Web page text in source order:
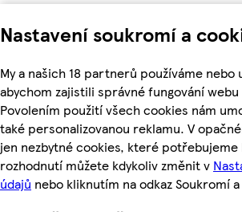
Nastavení soukromí a
My a našich 18 partnerů používáme
abychom zajistili správné fungování
Povolením použití všech cookies nám
také personalizovanou reklamu. V
jen nezbytné cookies, které potřebujeme
rozhodnutí můžete kdykoliv změnit v
údajů nebo kliknutím na odkaz Soukromí